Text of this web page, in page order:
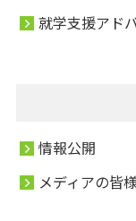
就学支援アド
情報公開
メディアの皆